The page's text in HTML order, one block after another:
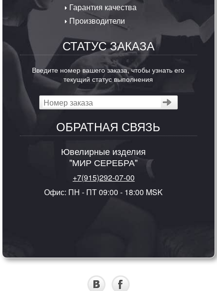
Гарантия качества
Производители
СТАТУС ЗАКАЗА
Введите номер вашего заказа, чтобы узнать его
текущий статус выполнения
ОБРАТНАЯ СВЯЗЬ
Ювелирные изделия
"МИР СЕРЕБРА"
+7(915)292-07-00
Офис: ПН - ПТ 09:00 - 18:00 MSK